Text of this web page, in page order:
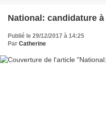
National: candidature
Publié le 29/12/2017 à 14:25
Par Catherine